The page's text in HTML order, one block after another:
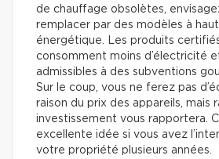
de chauffage obsolètes,
remplacer par des modèles à
énergétique. Les produits
consomment moins d’électricité
admissibles à des subventions
Sur le coup, vous ne ferez pas
raison du prix des appareils, mais
investissement vous rapportera.
excellente idée si vous avez
votre propriété plusieurs années.